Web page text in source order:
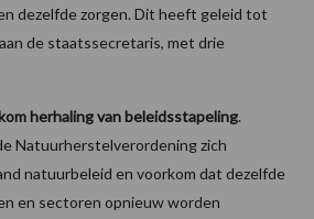
dezelfde zorgen. Dit heeft geleid tot
de staatssecretaris, met drie
herhaling van beleidsstapeling.
Natuurherstelverordening zich
natuurbeleid en voorkom dat dezelfde
en sectoren opnieuw worden